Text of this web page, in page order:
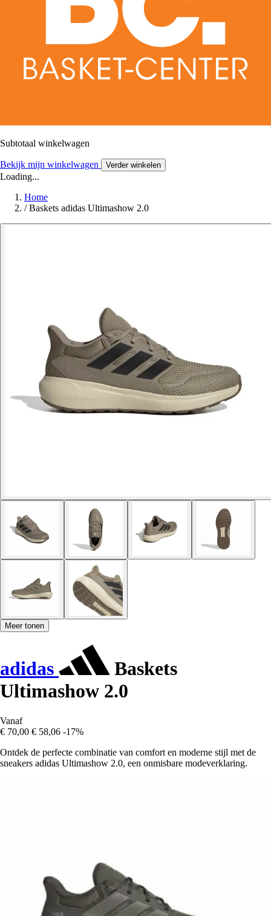
Subtotaal winkelwagen
Bekijk mijn winkelwagen Verder winkelen
Loading...
Home
/ Baskets adidas Ultimashow 2.0
Meer tonen
adidas
Baskets
Ultimashow 2.0
Vanaf
€ 70,00 € 58,06 -17%
Ontdek de perfecte combinatie van comfort en moderne stijl met de
sneakers adidas Ultimashow 2.0, een onmisbare modeverklaring.